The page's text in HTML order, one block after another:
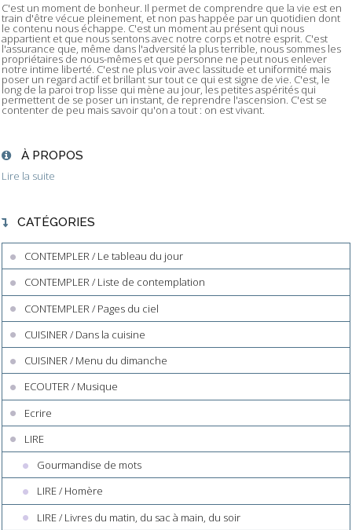
C'est un moment de bonheur. Il permet de comprendre que la vie est en
train d'être vécue pleinement, et non pas happée par un quotidien dont
le contenu nous échappe. C'est un moment au présent qui nous
appartient et que nous sentons avec notre corps et notre esprit. C'est
l'assurance que, même dans l'adversité la plus terrible, nous sommes les
propriétaires de nous-mêmes et que personne ne peut nous enlever
notre intime liberté. C'est ne plus voir avec lassitude et uniformité mais
poser un regard actif et brillant sur tout ce qui est signe de vie. C'est, le
long de la paroi trop lisse qui mène au jour, les petites aspérités qui
permettent de se poser un instant, de reprendre l'ascension. C'est se
contenter de peu mais savoir qu'on a tout : on est vivant.
À PROPOS
Lire la suite
CATÉGORIES
CONTEMPLER / Le tableau du jour
CONTEMPLER / Liste de contemplation
CONTEMPLER / Pages du ciel
CUISINER / Dans la cuisine
CUISINER / Menu du dimanche
ECOUTER / Musique
Ecrire
LIRE
Gourmandise de mots
LIRE / Homère
LIRE / Livres du matin, du sac à main, du soir